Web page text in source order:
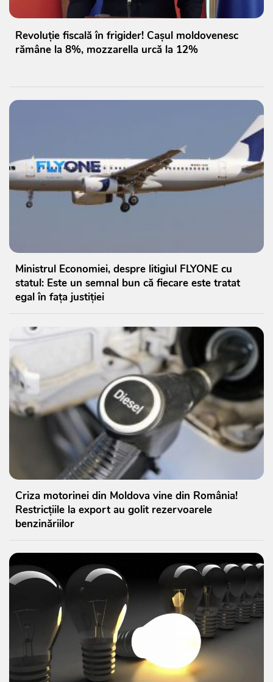
Revoluție fiscală în frigider! Cașul moldovenesc
rămâne la 8%, mozzarella urcă la 12%
Ministrul Economiei, despre litigiul FLYONE cu
statul: Este un semnal bun că fiecare este tratat
egal în fața justiției
Criza motorinei din Moldova vine din România!
Restricțiile la export au golit rezervoarele
benzinăriilor